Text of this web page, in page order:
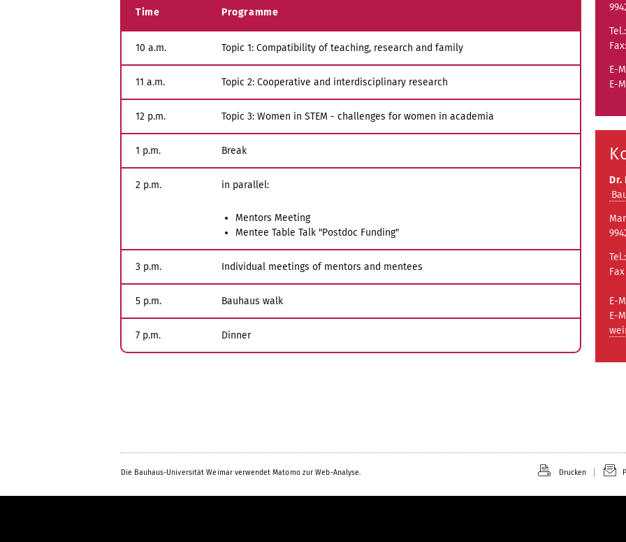
Time Programme
10 a.m. Topic 1: Compatibility of teaching, research and family
11 a.m. Topic 2: Cooperative and interdisciplinary research
12 p.m. Topic 3: Women in STEM - challenges for women in academia
1 p.m. Break
2 p.m. in parallel:
Mentors Meeting
Mentee Table Talk "Postdoc Funding"
3 p.m. Individual meetings of mentors and mentees
5 p.m. Bauhaus walk
7 p.m. Dinner
Tel.:
E-
E-
Tel.:
E-
E-
Die Bauhaus-Universität Weimar verwendet Matomo zur Web-Analyse. Drucken